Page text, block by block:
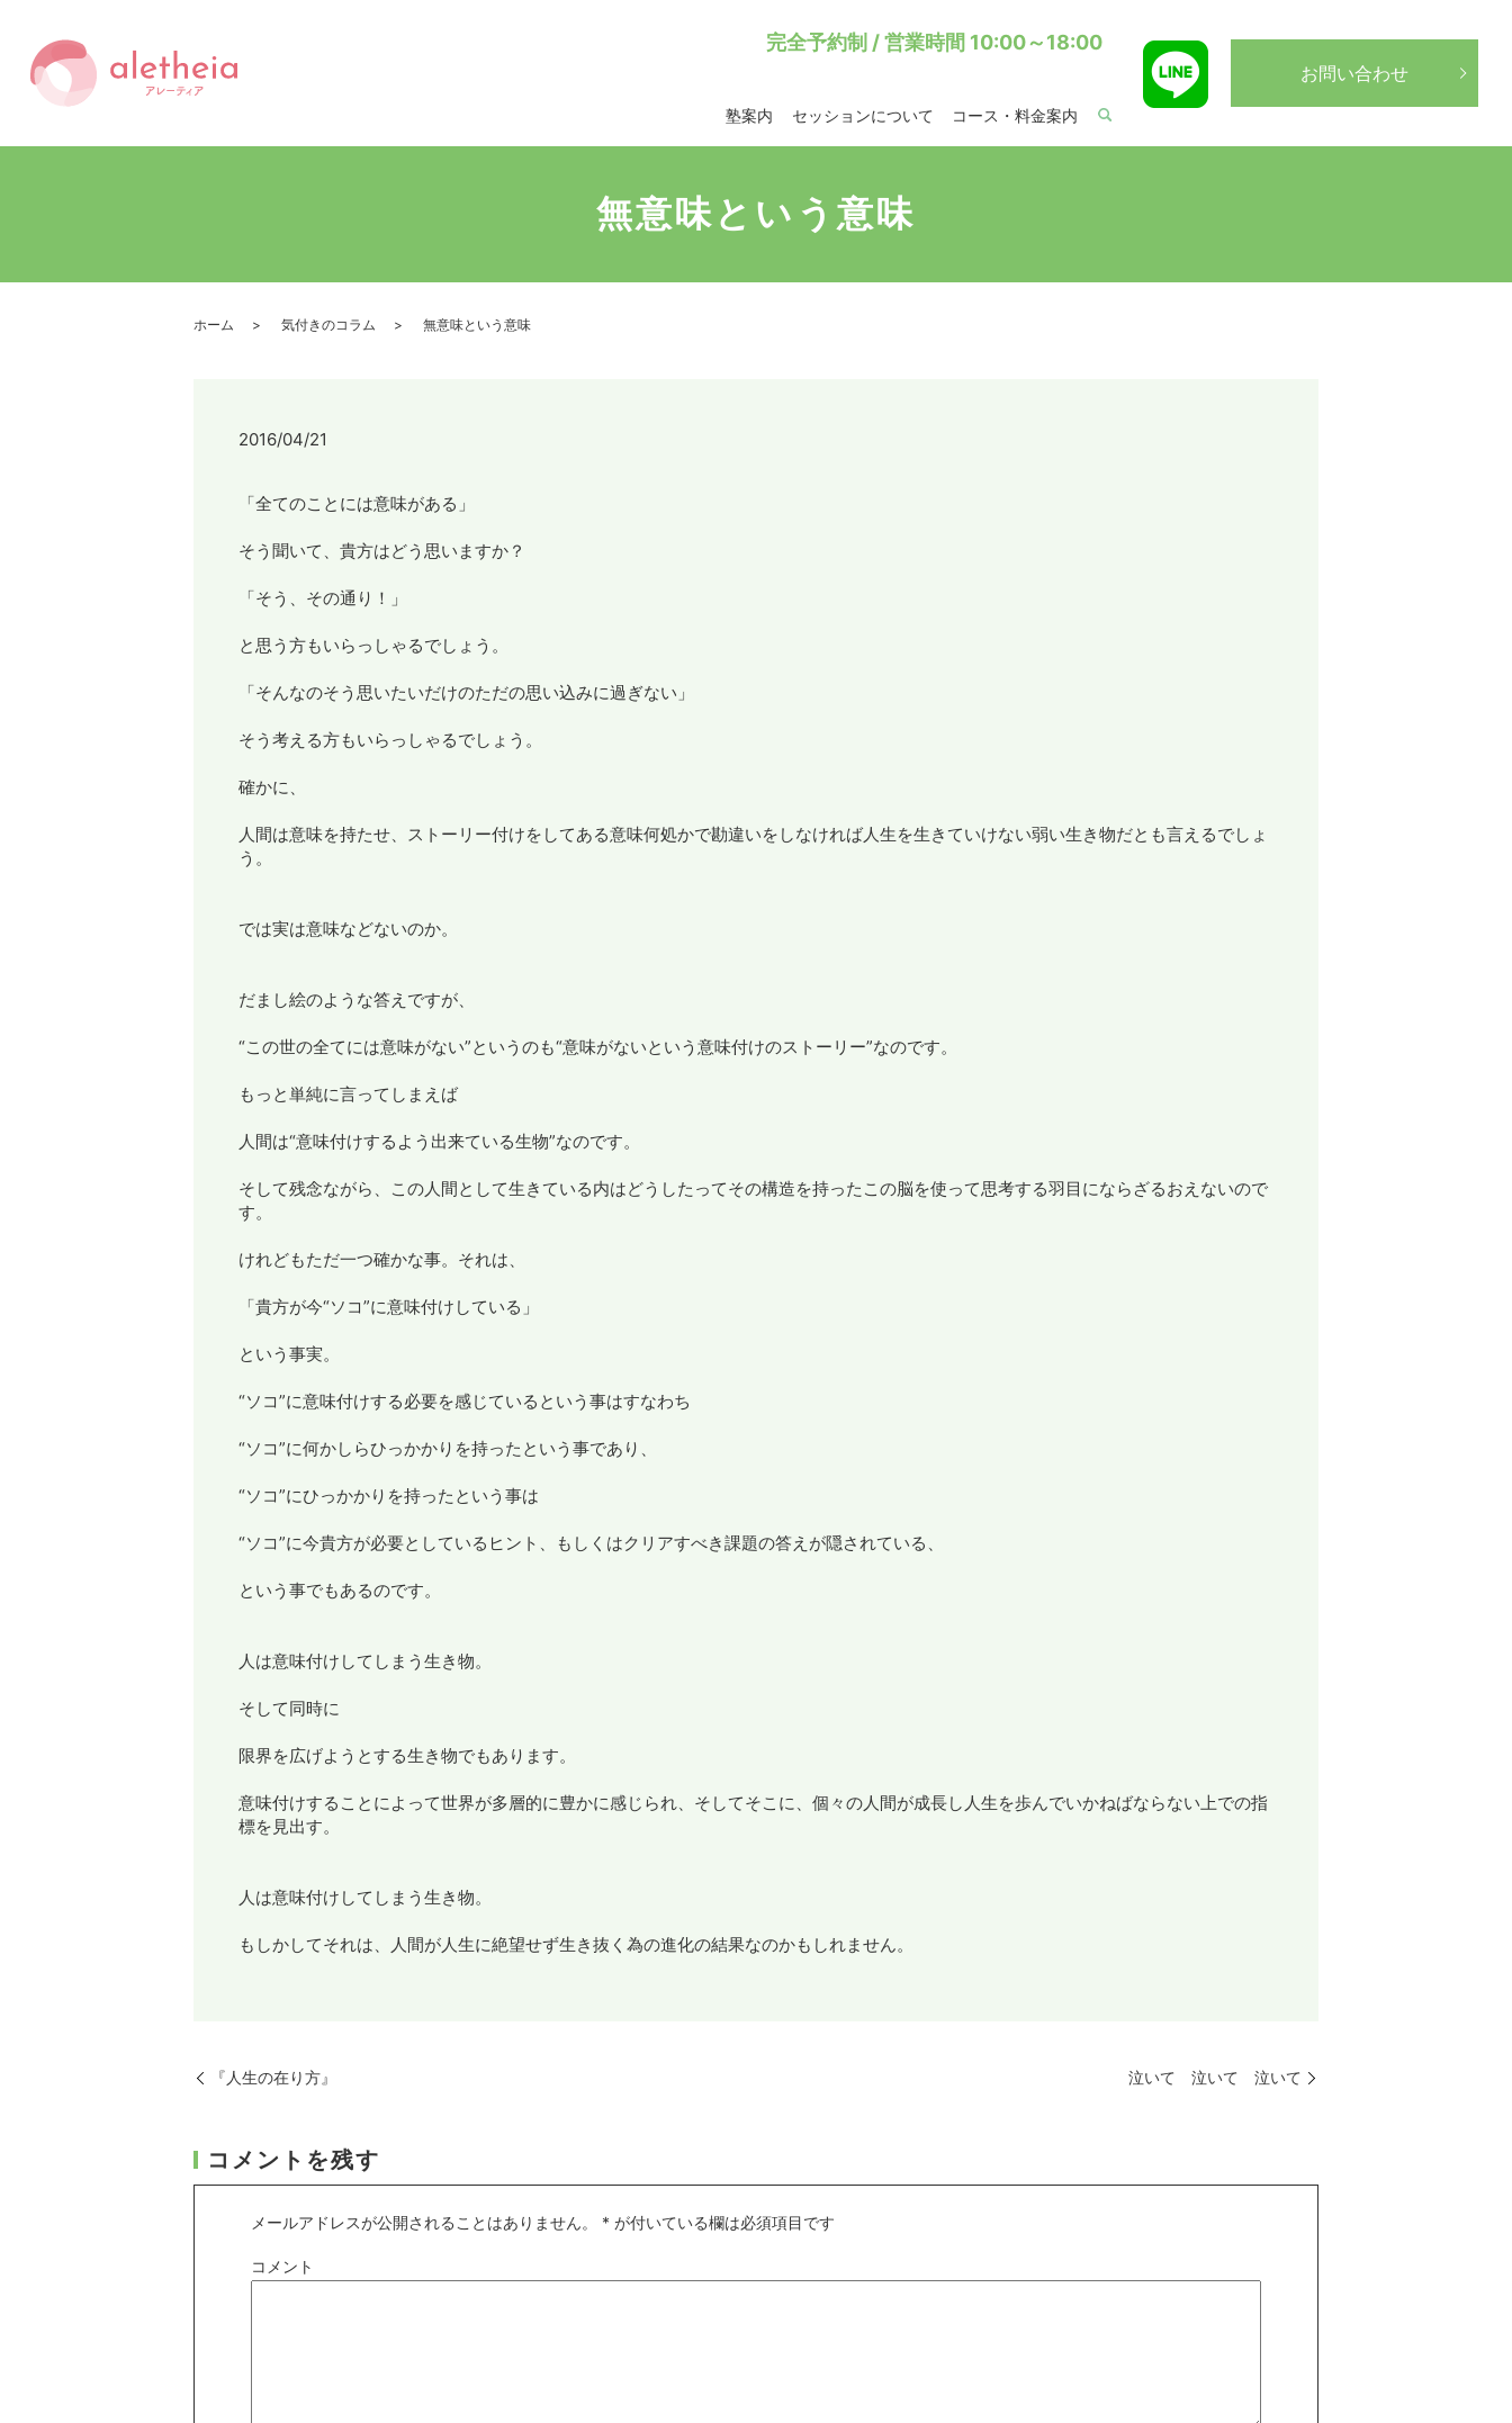
塾案内 セッションについて コース・料金案内
お問い合わせ
完全予約制 / 営業時間 10:00～18:00
無意味という意味
ホーム 気付きのコラム 無意味という意味
2016/04/21
「全てのことには意味がある」
そう聞いて、貴方はどう思いますか？
「そう、その通り！」
と思う方もいらっしゃるでしょう。
「そんなのそう思いたいだけのただの思い込みに過ぎない」
そう考える方もいらっしゃるでしょう。
確かに、
人間は意味を持たせ、ストーリー付けをしてある意味何処かで勘違いをしなければ人生を生きていけない弱い生き物だとも言えるでしょ
う。
では実は意味などないのか。
だまし絵のような答えですが、
“この世の全てには意味がない”というのも“意味がないという意味付けのストーリー”なのです。
もっと単純に言ってしまえば
人間は“意味付けするよう出来ている生物”なのです。
そして残念ながら、この人間として生きている内はどうしたってその構造を持ったこの脳を使って思考する羽目にならざるおえないので
す。
けれどもただ一つ確かな事。それは、
「貴方が今“ソコ”に意味付けしている」
という事実。
“ソコ”に意味付けする必要を感じているという事はすなわち
“ソコ”に何かしらひっかかりを持ったという事であり、
“ソコ”にひっかかりを持ったという事は
“ソコ”に今貴方が必要としているヒント、もしくはクリアすべき課題の答えが隠されている、
という事でもあるのです。
人は意味付けしてしまう生き物。
そして同時に
限界を広げようとする生き物でもあります。
意味付けすることによって世界が多層的に豊かに感じられ、そしてそこに、個々の人間が成長し人生を歩んでいかねばならない上での指
標を見出す。
人は意味付けしてしまう生き物。
もしかしてそれは、人間が人生に絶望せず生き抜く為の進化の結果なのかもしれません。
『人生の在り方』 泣いて 泣いて 泣いて
コメントを残す
メールアドレスが公開されることはありません。 * が付いている欄は必須項目です
コメント